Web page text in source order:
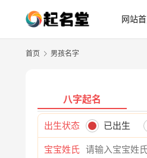
网站
首页 男孩名字
八字起名
出生状态 已出生
宝宝姓氏